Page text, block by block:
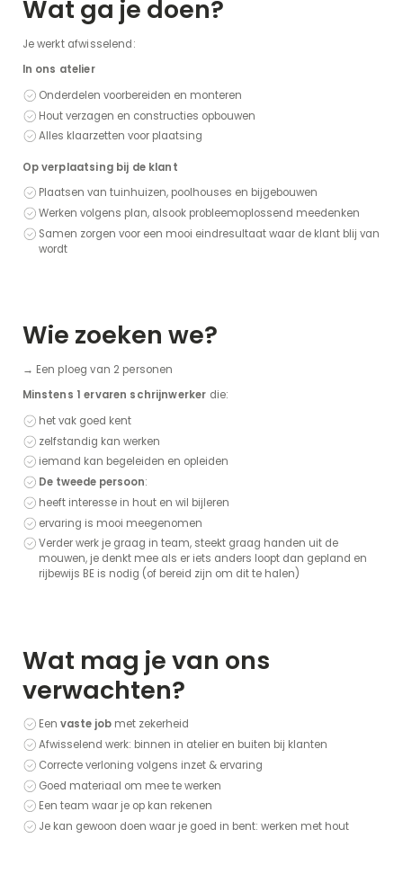
Wat ga je doen?
Je werkt afwisselend:
In ons atelier
Onderdelen voorbereiden en monteren
Hout verzagen en constructies opbouwen
Alles klaarzetten voor plaatsing
Op verplaatsing bij de klant
Plaatsen van tuinhuizen, poolhouses en bijgebouwen
Werken volgens plan, alsook probleemoplossend meedenken
Samen zorgen voor een mooi eindresultaat waar de klant blij van
wordt
Wie zoeken we?
→ Een ploeg van 2 personen
Minstens 1 ervaren schrijnwerker die:
het vak goed kent
zelfstandig kan werken
iemand kan begeleiden en opleiden
De tweede persoon:
heeft interesse in hout en wil bijleren
ervaring is mooi meegenomen
Verder werk je graag in team, steekt graag handen uit de
mouwen, je denkt mee als er iets anders loopt dan gepland en
rijbewijs BE is nodig (of bereid zijn om dit te halen)
Wat mag je van ons
verwachten?
Een vaste jobmet zekerheid
Afwisselend werk: binnen in atelier en buiten bij klanten
Correcte verloning volgens inzet & ervaring
Goed materiaal om mee te werken
Een team waar je op kan rekenen
Je kan gewoon doen waar je goed in bent: werken met hout